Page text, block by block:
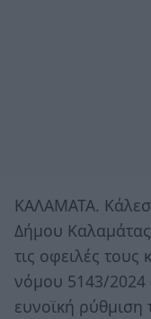
ΚΑΛΑΜΑΤΑ.
Δήμου
τις οφειλές
νόμου 5143/2024
ευνοϊκή